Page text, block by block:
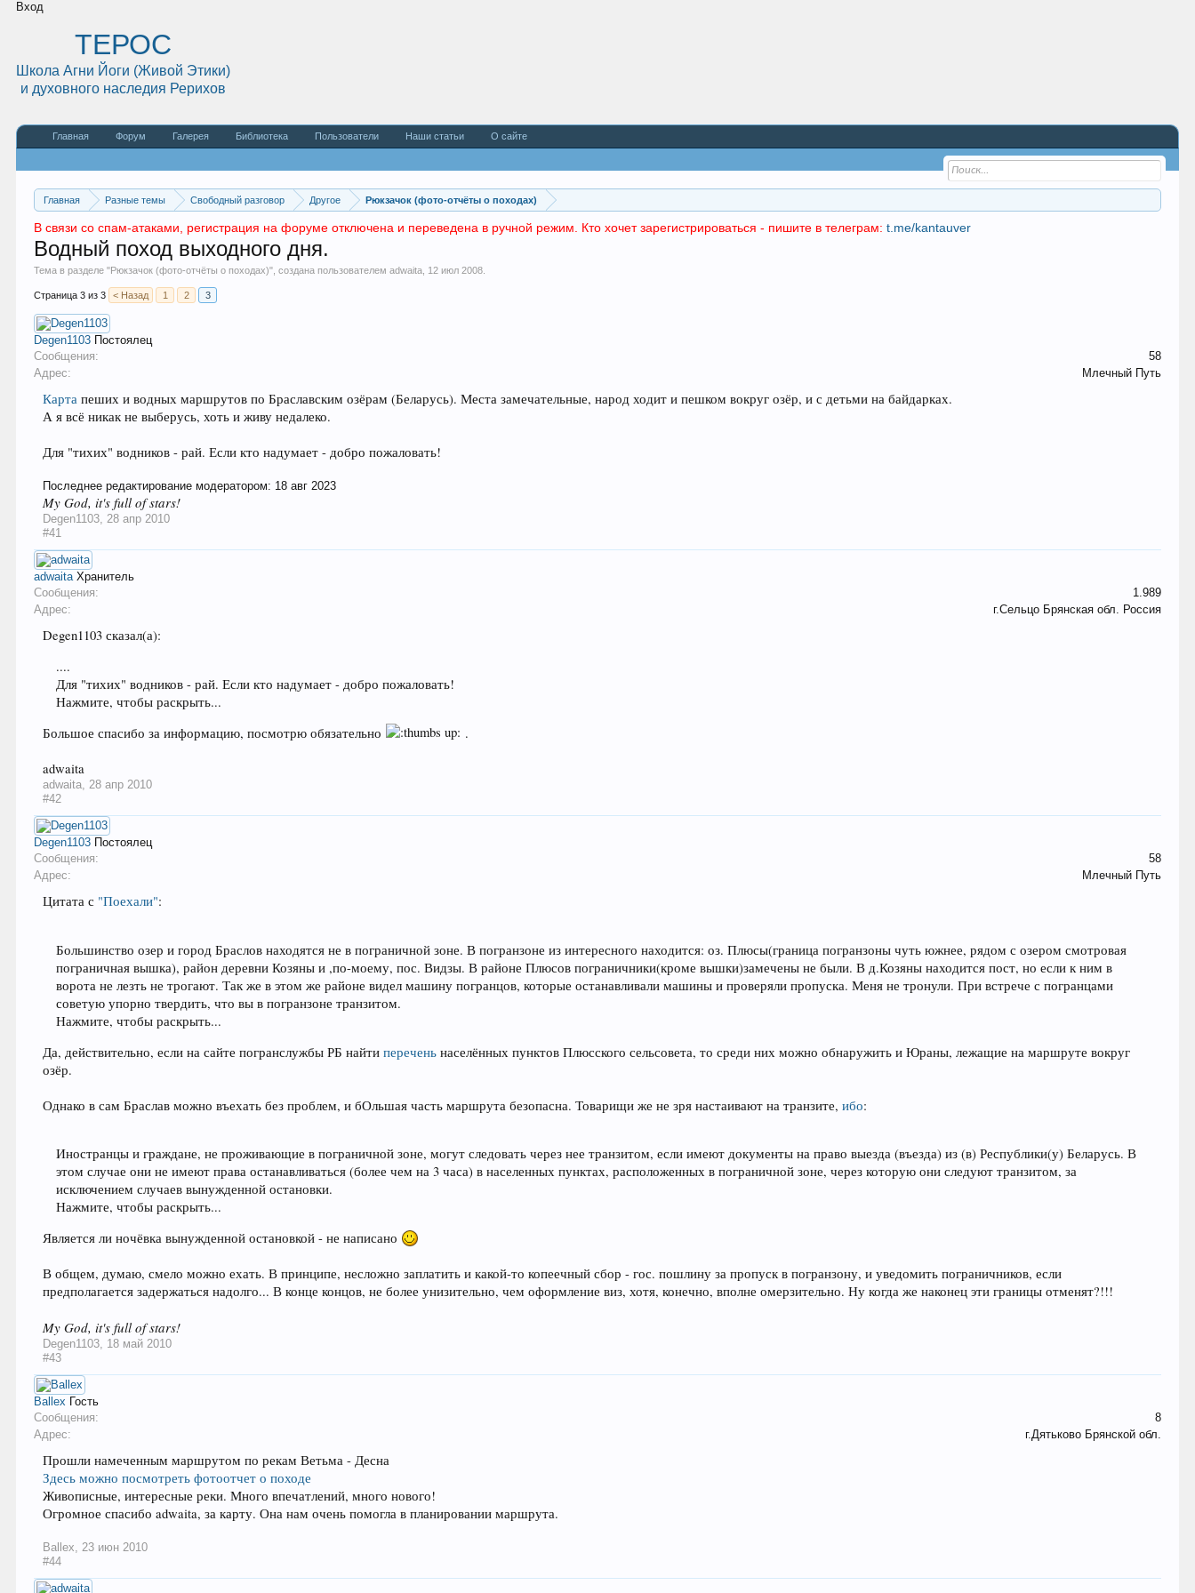
Вход
Главная Разные темы Свободный разговор Другое Рюкзачок (фото-отчёты о походах)
В связи со спам-атаками, регистрация на форуме отключена и переведена в ручной режим. Кто хочет зарегистрироваться - пишите в телеграм: t.me/kantauver
Водный поход выходного дня.
Тема в разделе "Рюкзачок (фото-отчёты о походах)", создана пользователемadwaita 12 июл 2008
Страница 3 из 3 < Назад 1 2 3
Degen1103 Постоялец
Сообщения:
58
Адрес:
Млечный Путь
Карта пеших и водных маршрутов по Браславским озёрам (Беларусь). Места замечательные, народ ходит и пешком вокруг озёр, и с детьми на байдарках.
А я всё никак не выберусь, хоть и живу недалеко.
Для "тихих" водников - рай. Если кто надумает - добро пожаловать!
Последнее редактирование модератором: 18 авг 2023
My God, it's full of stars!
Degen1103, 28 апр 2010
#41
adwaita Хранитель
Сообщения:
1.989
Адрес:
г.Сельцо Брянская обл. Россия
Degen1103 сказал(а):
....
Для "тихих" водников - рай. Если кто надумает - добро пожаловать!
Нажмите, чтобы раскрыть...
Большое спасибо за информацию, посмотрю обязательно
.
adwaita
adwaita, 28 апр 2010
#42
Degen1103 Постоялец
Сообщения:
58
Адрес:
Млечный Путь
Цитата с "Поехали":
Большинство озер и город Браслов находятся не в пограничной зоне. В погранзоне из интересного находится: оз. Плюсы(граница погранзоны чуть южнее, рядом с озером смотровая
пограничная вышка), район деревни Козяны и ,по-моему, пос. Видзы. В районе Плюсов пограничники(кроме вышки)замечены не были. В д.Козяны находится пост, но если к ним в
ворота не лезть не трогают. Так же в этом же районе видел машину погранцов, которые останавливали машины и проверяли пропуска. Меня не тронули. При встрече с погранцами
советую упорно твердить, что вы в погранзоне транзитом.
Нажмите, чтобы раскрыть...
Да, действительно, если на сайте погранслужбы РБ найтиперечень населённых пунктов Плюсского сельсовета, то среди них можно обнаружить и Юраны, лежащие на маршруте вокруг
озёр.
Однако в сам Браслав можно въехать без проблем, и бОльшая часть маршрута безопасна. Товарищи же не зря настаивают на транзите,ибо:
Иностранцы и граждане, не проживающие в пограничной зоне, могут следовать через нее транзитом, если имеют документы на право выезда (въезда) из (в) Республики(у) Беларусь. В
этом случае они не имеют права останавливаться (более чем на 3 часа) в населенных пунктах, расположенных в пограничной зоне, через которую они следуют транзитом, за
исключением случаев вынужденной остановки.
Нажмите, чтобы раскрыть...
Является ли ночёвка вынужденной остановкой - не написано
В общем, думаю, смело можно ехать. В принципе, несложно заплатить и какой-то копеечный сбор - гос. пошлину за пропуск в погранзону, и уведомить пограничников, если
предполагается задержаться надолго... В конце концов, не более унизительно, чем оформление виз, хотя, конечно, вполне омерзительно. Ну когда же наконец эти границы отменят?!!!
My God, it's full of stars!
Degen1103 18 май 2010
#43
Ballex Гость
Сообщения:
8
Адрес:
г.Дятьково Брянской обл.
Прошли намеченным маршрутом по рекам Ветьма - Десна
Здесь можно посмотреть фотоотчет о походе
Живописные, интересные реки. Много впечатлений, много нового!
Огромное спасибо adwaita, за карту. Она нам очень помогла в планировании маршрута.
Ballex
23 июн 2010
#44
ТЕРОС
Школа Агни Йоги (Живой Этики)
и духовного наследия Рерихов
Главная Форум Галерея Библиотека Пользователи Наши статьи О сайте